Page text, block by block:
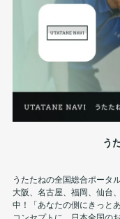
う
うたたねの全国総合ポータ
大阪、名古屋、福岡、仙台
中！「あなたの側にきっと
コンセプトに、日本全国の